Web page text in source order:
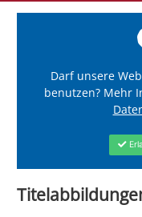
Darf unsere
benutzen? Mehr